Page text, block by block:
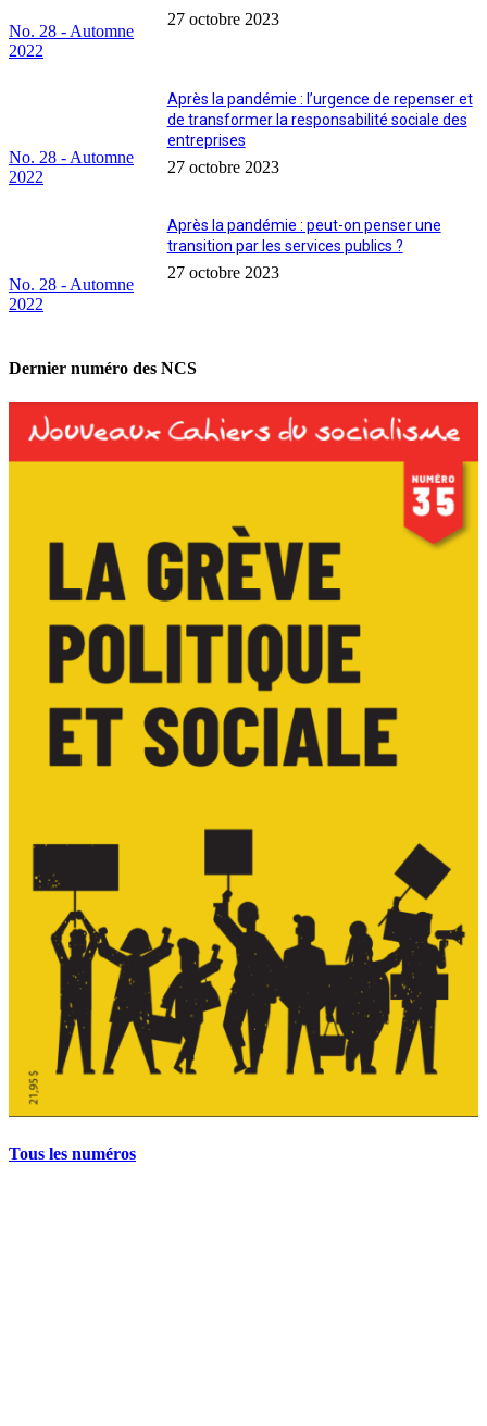
No. 28 - Automne
2022
27 octobre 2023
No. 28 - Automne
2022
Après la pandémie : l’urgence de repenser et
de transformer la responsabilité sociale des
entreprises
27 octobre 2023
No. 28 - Automne
2022
Après la pandémie : peut-on penser une
transition par les services publics ?
27 octobre 2023
Dernier numéro des NCS
Tous les numéros